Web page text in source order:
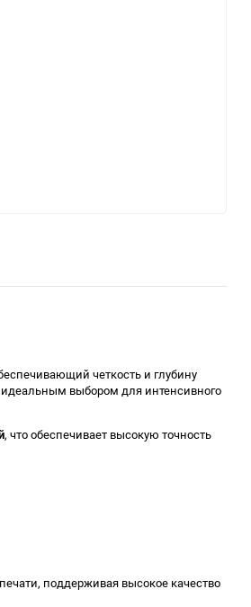
четкость и глубину
идеальным выбором для интенсивного
, что обеспечивает высокую точность
поддерживая высокое качество